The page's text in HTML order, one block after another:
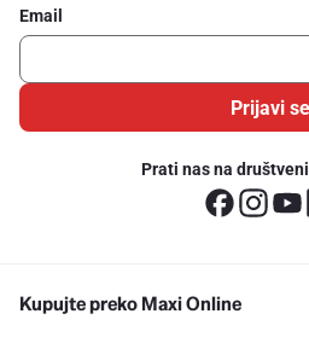
Email
Prijavi se
Prati nas na
Kupujte preko Maxi Online